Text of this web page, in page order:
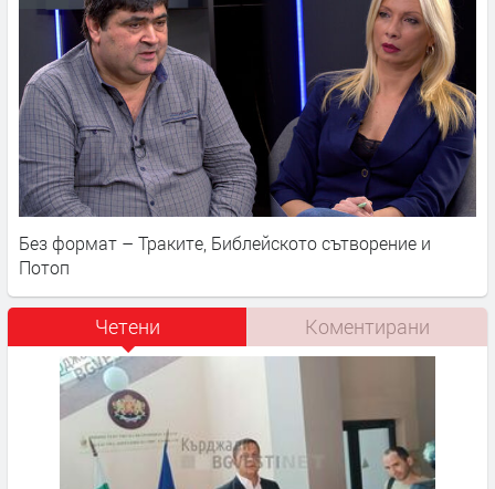
Без формат – Траките, Библейското сътворение и
Потоп
Четени Коментирани